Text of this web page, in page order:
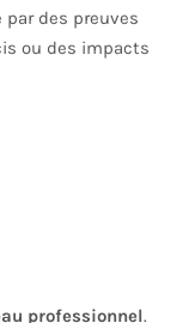
des preuves
ou des impacts
professionnel.